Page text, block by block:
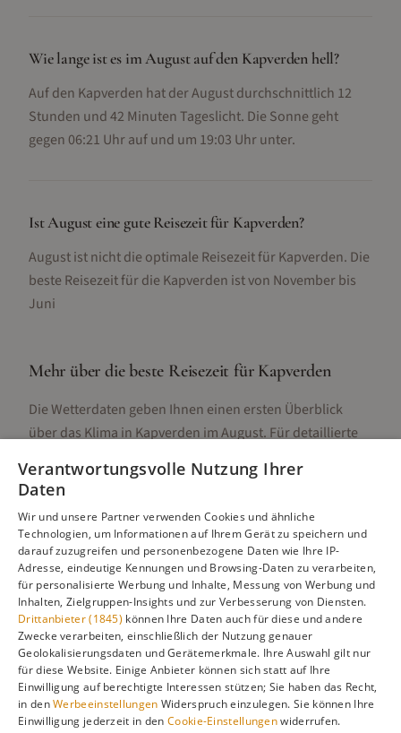
Wie lange ist es im August auf den Kapverden hell?
Auf den Kapverden hat der August durchschnittlich 12
Stunden und 42 Minuten Tageslicht. Die Sonne geht
gegen 06:21 Uhr auf und um 19:03 Uhr unter.
Ist August eine gute Reisezeit für Kapverden?
August ist nicht die optimale Reisezeit für Kapverden. Die
beste Reisezeit für die Kapverden ist von November bis
Juni
Mehr über die beste Reisezeit für Kapverden
Die Wetterdaten geben Ihnen einen ersten Überblick
über das Klima in Kapverden imAugust. Für detaillierte
Unterschieden, Aktivitäten und Reisetipps besuchen Sie
Alle Infos zur besten ReisezeitKapverden
Gefällt dir diese Seite? Teile sie auf Pinterest!
Auf Pinterest merken
Verantwortungsvolle Nutzung Ihrer
Daten
Wir und unsere Partner verwenden Cookies und ähnliche
Technologien, um Informationen auf Ihrem Gerät zu speichern und
darauf zuzugreifen und personenbezogene Daten wie Ihre IP-
Adresse, eindeutige Kennungen und Browsing-Daten zu verarbeiten,
für personalisierte Werbung und Inhalte, Messung von Werbung und
Inhalten, Zielgruppen-Insights und zur Verbesserung von Diensten.
Drittanbieter (1845) können Ihre Daten auch für diese und andere
Zwecke verarbeiten, einschließlich der Nutzung genauer
Geolokalisierungsdaten und Gerätemerkmale. Ihre Auswahl gilt nur
für diese Website. Einige Anbieter können sich statt auf Ihre
Einwilligung auf berechtigte Interessen stützen; Sie haben das Recht,
in denWerbeeinstellungen Widerspruch einzulegen. Sie können Ihre
Einwilligung jederzeit in denCookie-Einstellungenwiderrufen.